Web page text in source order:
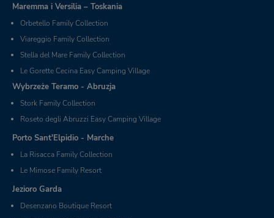
Maremma i Versilia – Toskania
Orbetello Family Collection
Viareggio Family Collection
Stella del Mare Family Collection
Le Gorette Cecina Easy Camping Village
Wybrzeże Teramo - Abruzja
Stork Family Collection
Roseto degli Abruzzi Easy Camping Village
Porto Sant'Elpidio - Marche
La Risacca Family Collection
Le Mimose Family Resort
Jezioro Garda
Desenzano Boutique Resort